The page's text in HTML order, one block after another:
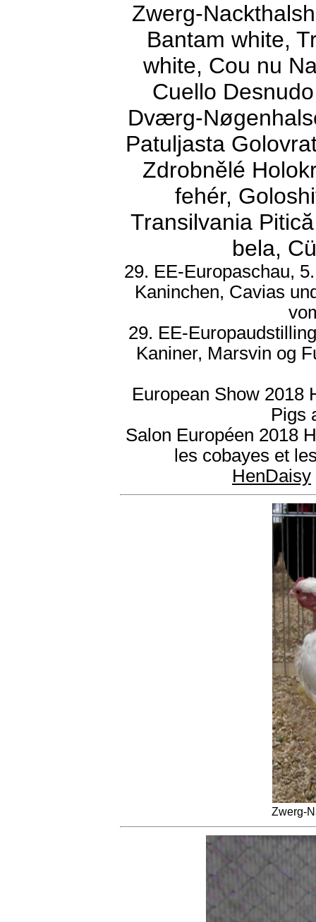
Zwerg-
Bantam white,
white, Cou nu
Cuello
Dværg-
Patuljasta
Zdrobnělé
fehér,
Transilvania
bela,
29. EE-Europaschau,
Kaninchen, Cavias
29. EE-
Kaniner, Marsvin og
European Show 2018
Pigs
Salon Européen 2018
les cobayes et
HenDaisy
Zwerg-